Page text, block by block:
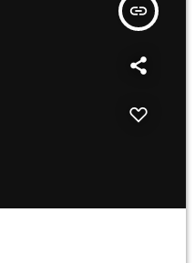
insert_link